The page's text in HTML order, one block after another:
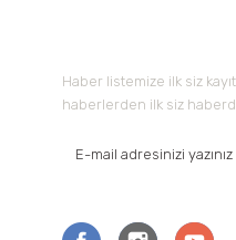
Haber listemize ilk siz
haberlerden ilk siz